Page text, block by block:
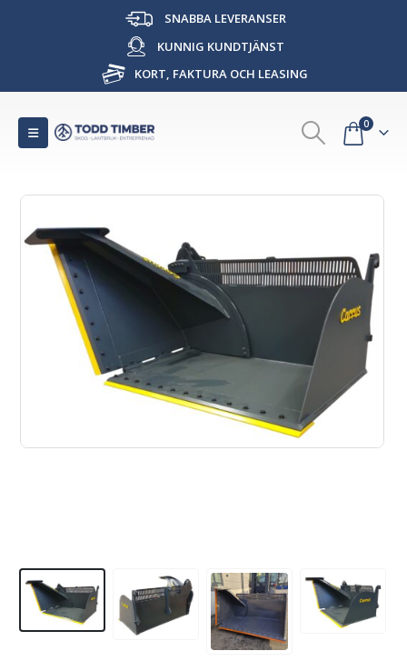
SNABBA LEVERANSER
KUNNIG KUNDTJÄNST
KORT, FAKTURA OCH LEASING
0